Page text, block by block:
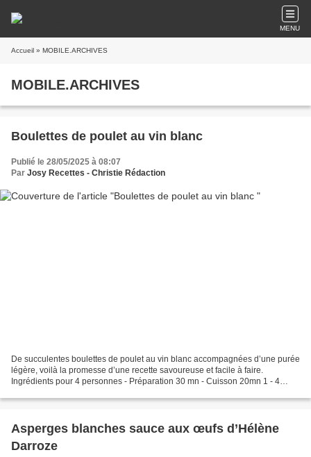
MENU
Accueil » MOBILE.ARCHIVES
MOBILE.ARCHIVES
Boulettes de poulet au vin blanc
Publié le 28/05/2025 à 08:07
Par Josy Recettes - Christie Rédaction
De succulentes boulettes de poulet au vin blanc accompagnées d’une purée
légère, voilà la promesse d’une recette savoureuse et facile à faire.
Ingrédients pour 4 personnes - Préparation 30 mn - Cuisson 20mn 1 - 4
Asperges blanches sauce aux œufs d’Hélène
Darroze